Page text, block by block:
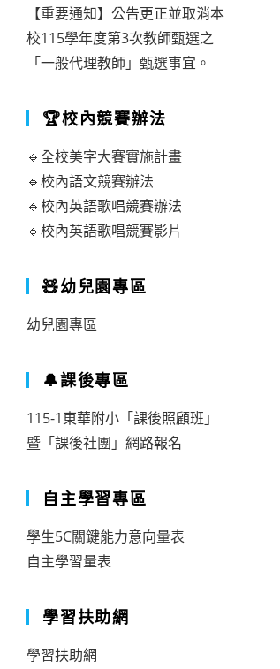
【重要通知】公告更正並取消本
校115學年度第3次教師甄選之
「一般代理教師」甄選事宜。
🏆校內競賽辦法
🔹全校美字大賽實施計畫
🔹校內語文競賽辦法
🔹校內英語歌唱競賽辦法
🔹校內英語歌唱競賽影片
🧸幼兒園專區
幼兒園專區
🔔課後專區
115-1東華附小「課後照顧班」
暨「課後社團」網路報名
自主學習專區
學生5C關鍵能力意向量表
自主學習量表
學習扶助網
學習扶助網